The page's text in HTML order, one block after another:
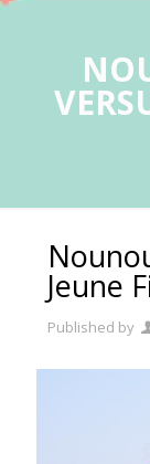
Jeune
Published by